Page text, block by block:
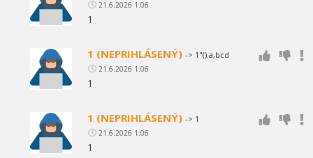
21.6.2026 1:06
1
1 (NEPRIHLÁSENÝ) -> 1"().a,bcd
21.6.2026 1:06
1
1 (NEPRIHLÁSENÝ) -> 1
21.6.2026 1:06
1